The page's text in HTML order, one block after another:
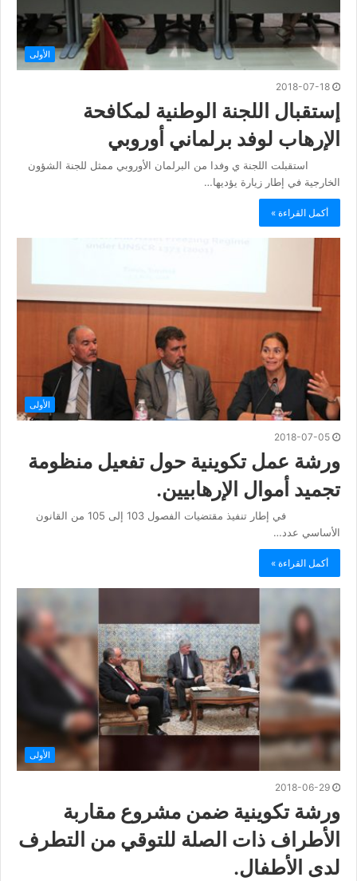
الأولى
2018-07-18
إستقبال اللجنة الوطنية لمكافحة
الإرهاب لوفد برلماني أوروبي
استقبلت اللجنة ي وفدا من البرلمان الأوروبي ممثل للجنة الشؤون
الخارجية في إطار زيارة يؤديها…
أكمل القراءة »
الأولى
2018-07-05
ورشة عمل تكوينية حول تفعيل منظومة
تجميد أموال الإرهابيين.
في إطار تنفيذ مقتضيات الفصول 103 إلى 105 من القانون
الأساسي عدد…
أكمل القراءة »
الأولى
2018-06-29
ورشة تكوينية ضمن مشروع مقاربة
الأطراف ذات الصلة للتوقي من التطرف
لدى الأطفال.